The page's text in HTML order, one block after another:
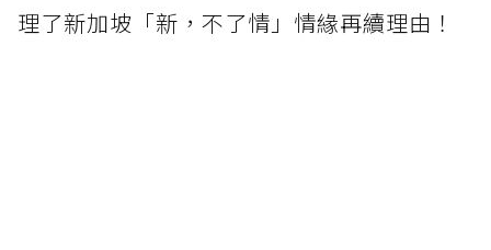
理了新加坡「新，不了情」情緣再續理由！